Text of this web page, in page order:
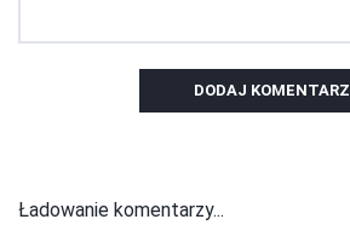
DODAJ KOMENTARZ
Ładowanie komentarzy...